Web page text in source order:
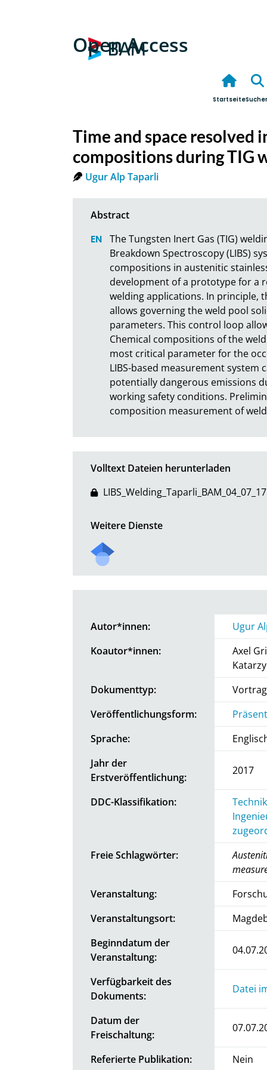
Open Access
Startseite
Time and space resolved
compositions during TIG
Ugur Alp Taparli
The Tungsten Inert Gas (TIG)
Breakdown Spectroscopy (LIBS)
compositions in austenitic
development of a prototype for a
welding applications. In principle,
allows governing the weld pool
parameters. This control loop
Chemical compositions of the
most critical parameter for the
LIBS-based measurement
potentially dangerous emissions
working safety conditions.
composition measurement of
Volltext Dateien herunterladen
Weitere Dienste
Autor*innen:
Ugur
Koautor*innen:
Axel
Dokumenttyp:
Vortrag
Veröffentlichungsform:
Sprache:
Jahr der
Erstveröffentlichung:
2017
DDC-Klassifikation:
Freie Schlagwörter:
Veranstaltung:
Veranstaltungsort:
Beginndatum der
Veranstaltung:
Verfügbarkeit des
Dokuments:
Datei
Datum der
Freischaltung:
Referierte Publikation: Nein